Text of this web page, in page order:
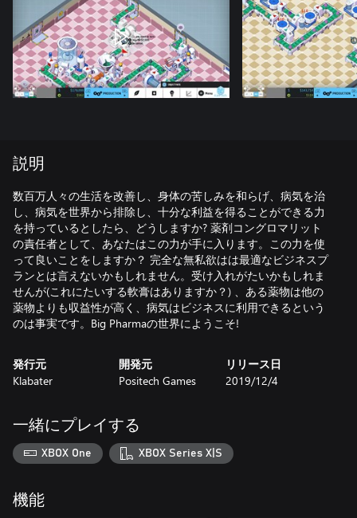
説明
数百万人々の生活を改善し、身体の苦しみを和らげ、病気を治
し、病気を世界から排除し、十分な利益を得ることができる力
を持っているとしたら、どうしますか? 薬剤コングロマリット
の責任者として、あなたはこの力が手に入ります。この力を使
って良いことをしますか？ 完全な無私欲はは最適なビジネスプ
ランとは言えないかもしれません。受け入れがたいかもしれま
せんが(これにたいする軟膏はありますか？) 、ある薬物は他の
薬物よりも収益性が高く、病気はビジネスに利用できるという
のは事実です。Big Pharmaの世界にようこそ!
発行元
Klabater
開発元
Positech Games
リリース日
2019/12/4
一緒にプレイする
XBOX One XBOX Series X|S
機能